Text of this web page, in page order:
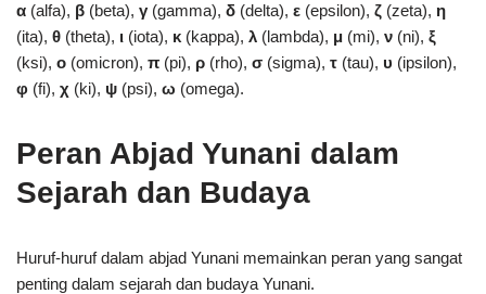
α (alfa), β (beta), γ (gamma), δ (delta), ε (epsilon), ζ (zeta), η
(ita), θ (theta), ι (iota), κ (kappa), λ (lambda), μ (mi), ν (ni), ξ
(ksi), ο (omicron), π (pi), ρ (rho), σ (sigma), τ (tau), υ (ipsilon),
φ (fi), χ (ki), ψ (psi), ω (omega).
Peran Abjad Yunani dalam
Sejarah dan Budaya
Huruf-huruf dalam abjad Yunani memainkan peran yang sangat
penting dalam sejarah dan budaya Yunani.